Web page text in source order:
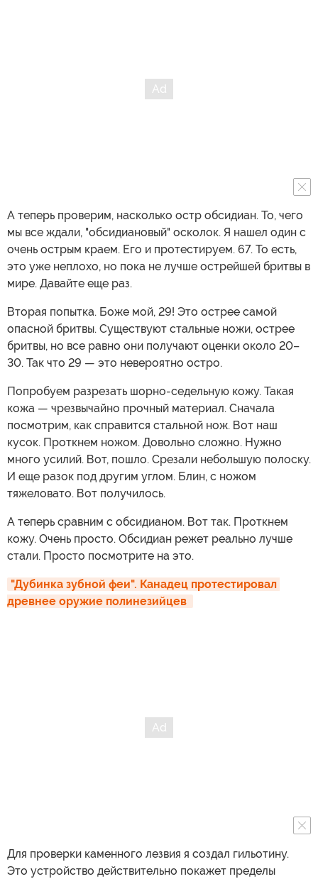
А теперь проверим, насколько остр обсидиан. То, чего
мы все ждали, "обсидиановый" осколок. Я нашел один с
очень острым краем. Его и протестируем. 67. То есть,
это уже неплохо, но пока не лучше острейшей бритвы в
мире. Давайте еще раз.
Вторая попытка. Боже мой, 29! Это острее самой
опасной бритвы. Существуют стальные ножи, острее
бритвы, но все равно они получают оценки около 20–
30. Так что 29 — это невероятно остро.
Попробуем разрезать шорно-седельную кожу. Такая
кожа — чрезвычайно прочный материал. Сначала
посмотрим, как справится стальной нож. Вот наш
кусок. Проткнем ножом. Довольно сложно. Нужно
много усилий. Вот, пошло. Срезали небольшую полоску.
И еще разок под другим углом. Блин, с ножом
тяжеловато. Вот получилось.
А теперь сравним с обсидианом. Вот так. Проткнем
кожу. Очень просто. Обсидиан режет реально лучше
стали. Просто посмотрите на это.
"Дубинка зубной феи". Канадец протестировал
древнее оружие полинезийцев
Для проверки каменного лезвия я создал гильотину.
Это устройство действительно покажет пределы